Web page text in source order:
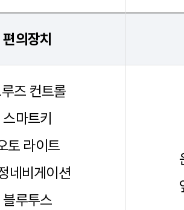
편의장치
즈 컨트롤
스마트키
토 라이트
네비게이션
블루투스